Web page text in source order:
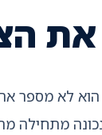
את
לא מספר את
מתחילה